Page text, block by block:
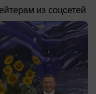
из соцсетей